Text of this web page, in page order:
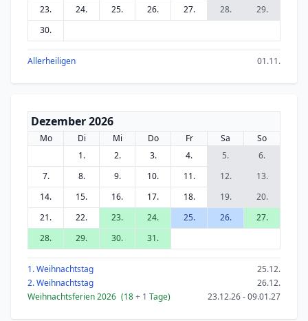
23.
24. 25. 26. 27. 28.
29.
30.
Allerheiligen 01.11.
Dezember 2026
Mo Di Mi Do Fr Sa
So
1.
2. 3. 4. 5.
6.
7.
8. 9. 10. 11. 12.
13.
14.
15. 16. 17. 18. 19.
20.
21.
22. 23. 24. 25. 26.
27.
28.
29. 30. 31.
1. Weihnachtstag
25.12.
2. Weihnachtstag
26.12.
Weihnachtsferien 2026 (18+ 1 Tage) 23.12.26 - 09.01.27